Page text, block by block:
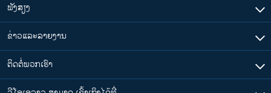
ຟັງສຽງ
ຂ່າວແລະລາຍງານ
ຕິດຕໍ່ພວກເຮົາ